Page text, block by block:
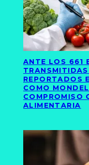
ANTE LOS 661
REPORTADOS
COMO
COMPROMISO
ALIMENTARIA